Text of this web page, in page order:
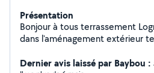
Présentation
Bonjour à tous terrassement
dans l'aménagement extérieur
taille de haie hésitez pas à me
Dernier avis laissé par Baybou